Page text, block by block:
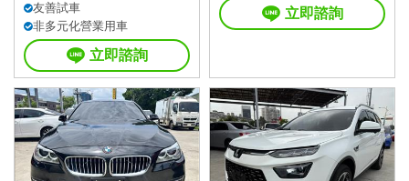
友善試車
非多元化營業用車
立即諮詢
立即諮詢